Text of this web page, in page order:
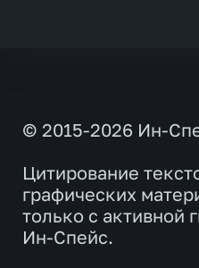
© 2015-2026 Ин-
Цитирование
графических
только с активной
Ин-Спейс.